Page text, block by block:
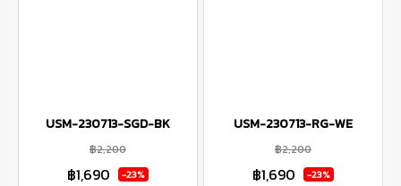
USM-230713-SGD-BK
฿2,200
฿1,690 -23%
USM-230713-RG-WE
฿2,200
฿1,690 -23%